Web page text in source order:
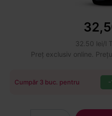
32.50 lei/l
Preț exclusiv online.
Cumpăr 3 buc. pentru -